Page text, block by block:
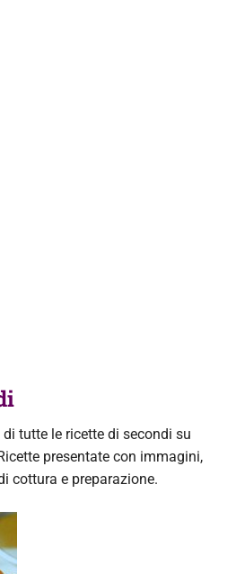
tutte le ricette di secondi su
presentate con immagini,
cottura e preparazione.